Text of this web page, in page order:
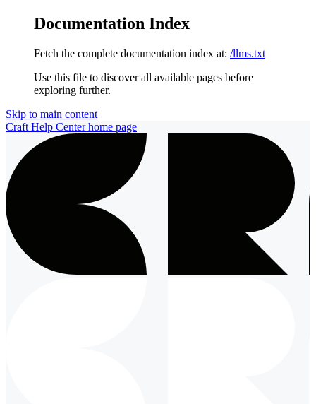
Documentation Index
Fetch the complete documentation index at: /llms.txt
Use this file to discover all available pages before
exploring further.
Skip to main content
Craft Help Centerhome page